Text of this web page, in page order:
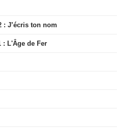
: J’écris ton nom
: L'Âge de Fer